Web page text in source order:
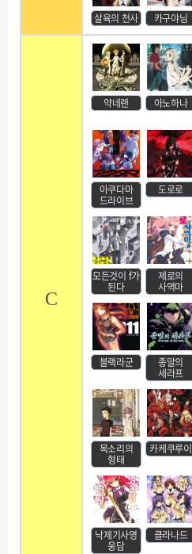
살육의 천사 카구야님
C
약네랜 아노하나
아쿠다마
드라이브
도로로
모든것이 f가
된다
제로의
사역마
블랙라군 종말의
세라프
목소리의
형태
카케쿠루이
낙제기사영
웅담
클라나드